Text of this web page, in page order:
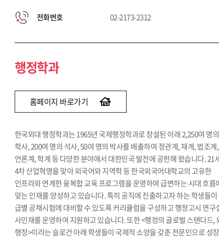
전화번호 02-2173-2312
행정학과
홈페이지 바로가기
한국외대 행정학과는 1965년 국제행정학과로 창설된 이래 2,250여 명의
학사, 200여 명의 석사, 50여 명의 박사를 배출하여 정관계, 재계, 법조계,
언론계, 학계 등 다양한 분야에서 대한민국 발전에 공헌해 왔습니다. 21
4차 산업혁명을 맞아 외국어와 지역학 등 한국외국어대학교의 고유한
인프라와 연계한 융복합 교육 프로그램을 운영하여 급변하는 시대 흐름
맞는 인재를 양성하고 있습니다. 특히 공직에 진출하고자 하는 학생들
급별 공채시험에 대비할 수 있도록 커리큘럼을 구성하고 행정고시 연구
사민재를 운영하여 지원하고 있습니다. 또한 <행정의 글로벌 스탠다드,
행정>이라는 슬로건 아래 학생들이 국제적 소양을 갖춘 전문인으로 성